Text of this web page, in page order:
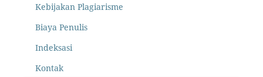
Kebijakan Plagiarisme
Biaya Penulis
Indeksasi
Kontak